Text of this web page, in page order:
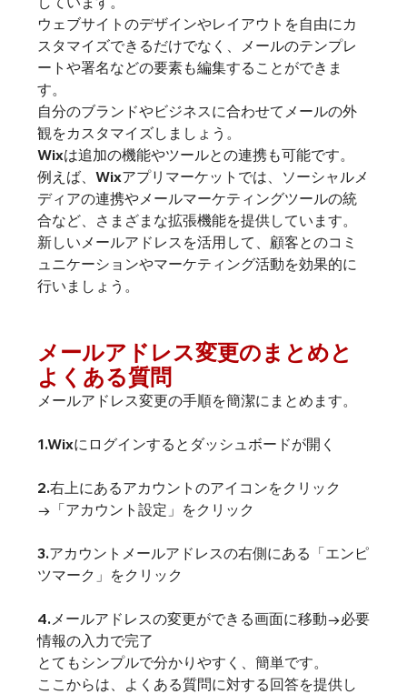
ウェブサイトのデザインやレイアウトを自由にカ
スタマイズできるだけでなく、メールのテンプレ
ートや署名などの要素も編集することができま
す。
自分のブランドやビジネスに合わせてメールの外
観をカスタマイズしましょう。
Wixは追加の機能やツールとの連携も可能です。
例えば、Wixアプリマーケットでは、ソーシャルメ
ディアの連携やメールマーケティングツールの統
合など、さまざまな拡張機能を提供しています。
新しいメールアドレスを活用して、顧客とのコミ
ュニケーションやマーケティング活動を効果的に
行いましょう。
メールアドレス変更のまとめと
よくある質問
メールアドレス変更の手順を簡潔にまとめます。
1.Wixにログインするとダッシュボードが開く
2.右上にあるアカウントのアイコンをクリック
→「アカウント設定」をクリック
3.アカウントメールアドレスの右側にある「エンピ
ツマーク」をクリック
4.メールアドレスの変更ができる画面に移動→必要
情報の入力で完了
とてもシンプルで分かりやすく、簡単です。
ここからは、よくある質問に対する回答を提供し